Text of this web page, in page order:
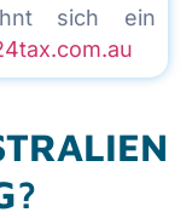
sich ein